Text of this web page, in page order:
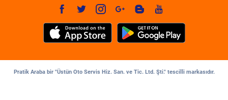
Pratik Araba bir "Üstün Oto Servis Hiz. San. ve Tic. Ltd. Şti." tescilli markasıdır.